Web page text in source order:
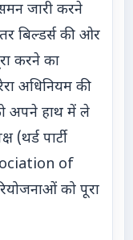
जारी करने
बिल्डर्स की ओर
करने का
अधिनियम की
अपने हाथ में ले
(थर्ड पार्टी
of
को पूरा